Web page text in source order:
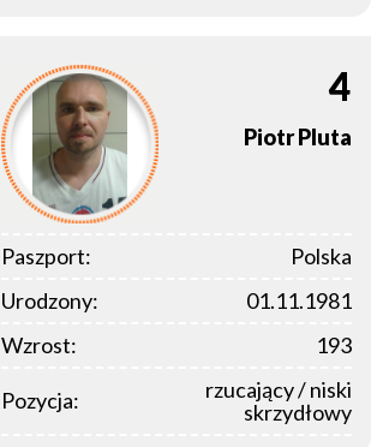
4
PiotrPluta
Paszport:
Polska
Urodzony:
01.11.1981
Wzrost:
193
Pozycja:
rzucający / niski
skrzydłowy